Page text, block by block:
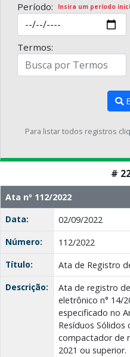
Período: Insira um período
Termos:
Para listar todos registros
#
Ata nº 112/2022
Data:
02/09/2022
Número:
112/2022
Título:
Ata de Registro
Descrição:
Ata de registro
eletrônico n° 14/
especificado no
Resíduos
compactador de
2021 ou superior.